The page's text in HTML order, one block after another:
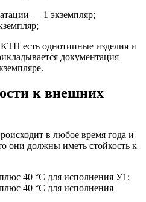
— 1 экземпляр;
есть однотипные изделия и
документация
к внешних
в любое время года и
они должны иметь стойкость к
40 °С для исполнения У1;
40 °С для исполнения